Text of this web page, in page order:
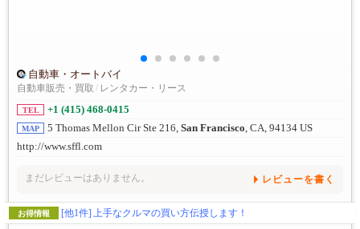
自動車・オートバイ
自動車販売・買取 / レンタカー・リース
TEL +1 (415) 468-0415
MAP 5 Thomas Mellon Cir Ste 216, San Francisco, CA, 94134 US
http://www.sffl.com
まだレビューはありません。 レビューを書く
お得情報 [他1件] 上手なクルマの買い方伝授します！